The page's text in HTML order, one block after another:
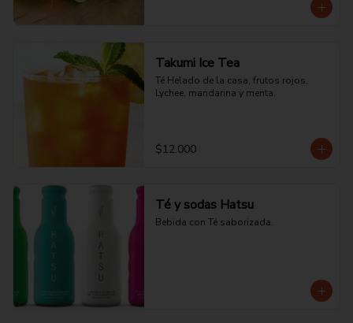
Takumi Ice Tea
Té Helado de la casa, frutos rojos,
Lychee, mandarina y menta.
$12.000
Té y sodas Hatsu
Bebida con Té saborizada.